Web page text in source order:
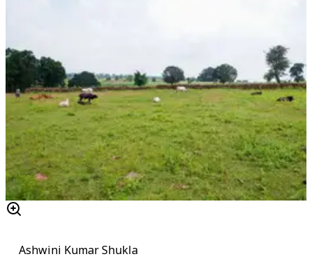
Ashwini Kumar Shukla